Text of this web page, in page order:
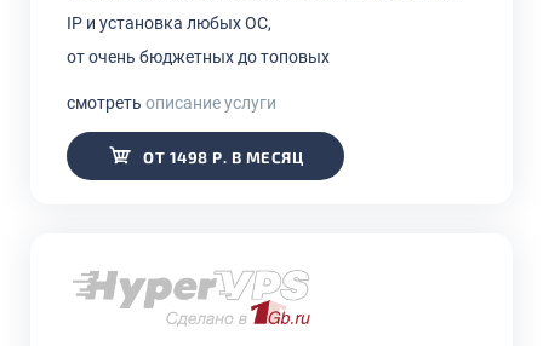
IP и установка любых ОС,
от очень бюджетных до топовых
смотреть описание услуги
ОТ 1498 Р. В МЕСЯЦ